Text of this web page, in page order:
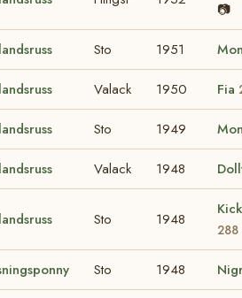
📷
Sto 1951
Valack 1950 Fia
Sto 1949
Valack 1948
Sto 1948
288
Sto 1948